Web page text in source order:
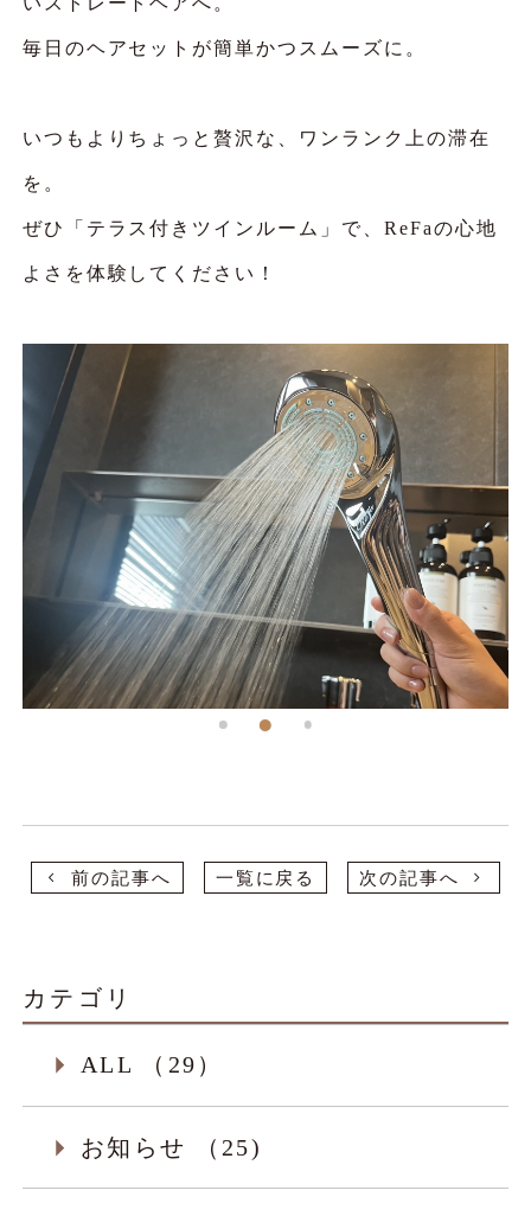
毎日のヘアセットが簡単かつスムーズに。
いつもよりちょっと贅沢な、ワンランク上の滞在
を。
ぜひ「テラス付きツインルーム」で、ReFaの心地
よさを体験してください！
前の記事へ 一覧に戻る 次の記事へ
カテゴリ
ALL （29）
お知らせ （25)